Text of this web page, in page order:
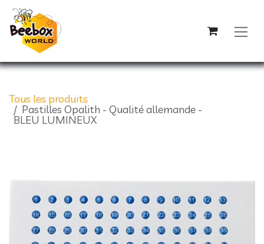
Se rendre au contenu
Tous les produits
Pastilles Opalith - Qualité allemande -
BLEU LUMINEUX